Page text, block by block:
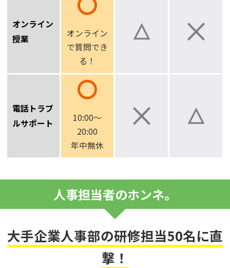
オンライン
授業
オンライン
で質問でき
る！
電話トラブ
ルサポート
10:00～
20:00
年中無休
人事担当者のホンネ。
大手企業人事部の研修担当50名に直
撃！